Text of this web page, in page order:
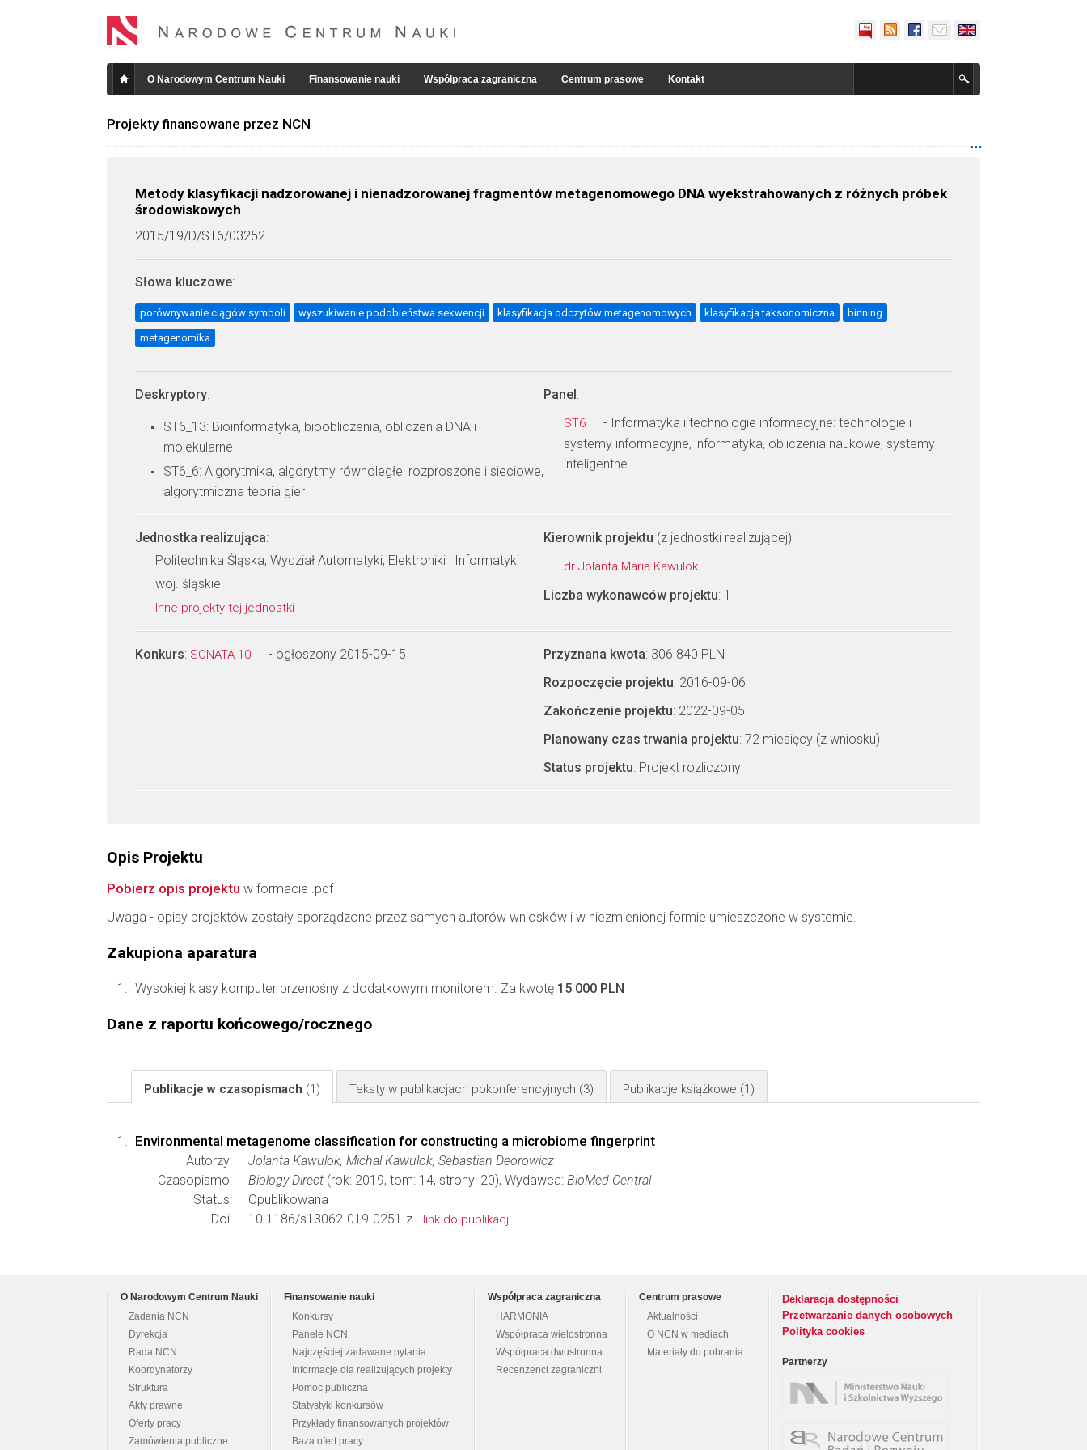
O Narodowym Centrum Nauki Finansowanie nauki Współpraca zagraniczna Centrum prasowe Kontakt
Projekty finansowane przez NCN
Metody klasyfikacji nadzorowanej i nienadzorowanej fragmentów metagenomowego DNA wyekstrahowanych z różnych próbek
środowiskowych
2015/19/D/ST6/03252
Słowa kluczowe:
porównywanie ciągów symboli wyszukiwanie podobieństwa sekwencji klasyfikacja odczytów metagenomowych klasyfikacja taksonomiczna binning
metagenomika
Deskryptory:
ST6_13: Bioinformatyka, bioobliczenia, obliczenia DNA i
molekularne
ST6_6: Algorytmika, algorytmy równoległe, rozproszone i sieciowe,
algorytmiczna teoria gier
Panel:
ST6
- Informatyka i technologie informacyjne: technologie i
systemy informacyjne, informatyka, obliczenia naukowe, systemy
inteligentne
Jednostka realizująca:
Politechnika Śląska, Wydział Automatyki, Elektroniki i Informatyki
woj. śląskie
Inne projekty tej jednostki
Kierownik projektu (z jednostki realizującej):
dr Jolanta Maria Kawulok
Liczba wykonawców projektu: 1
Konkurs: SONATA 10 - ogłoszony 2015-09-15 Przyznana kwota: 306 840 PLN
Rozpoczęcie projektu: 2016-09-06
Zakończenie projektu: 2022-09-05
Planowany czas trwania projektu: 72 miesięcy (z wniosku)
Status projektu: Projekt rozliczony
Opis Projektu
Pobierz opis projektu w formacie .pdf
Uwaga - opisy projektów zostały sporządzone przez samych autorów wniosków i w niezmienionej formie umieszczone w systemie.
Zakupiona aparatura
Wysokiej klasy komputer przenośny z dodatkowym monitorem. Za kwotę 15 000 PLN
Dane z raportu końcowego/rocznego
Publikacje w czasopismach (1) Teksty w publikacjach pokonferencyjnych (3) Publikacje książkowe (1)
Environmental metagenome classification for constructing a microbiome fingerprint
Autorzy:
Jolanta Kawulok, Michal Kawulok, Sebastian Deorowicz
Czasopismo:
Biology Direct (rok: 2019, tom: 14, strony: 20), Wydawca: BioMed Central
Status:
Opublikowana
Doi:
10.1186/s13062-019-0251-z - link do publikacji
O Narodowym Centrum Nauki
Zadania NCN
Dyrekcja
Rada NCN
Koordynatorzy
Struktura
Akty prawne
Oferty pracy
Zamówienia publiczne
Finansowanie nauki
Konkursy
Panele NCN
Najczęściej zadawane pytania
Informacje dla realizujących projekty
Pomoc publiczna
Statystyki konkursów
Przykłady finansowanych projektów
Baza ofert pracy
Współpraca zagraniczna
HARMONIA
Współpraca wielostronna
Współpraca dwustronna
Recenzenci zagraniczni
Centrum prasowe
Aktualności
O NCN w mediach
Materiały do pobrania
Deklaracja dostępności
Przetwarzanie danych osobowych
Polityka cookies
Partnerzy